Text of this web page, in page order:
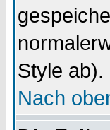
Style ab).
Nach